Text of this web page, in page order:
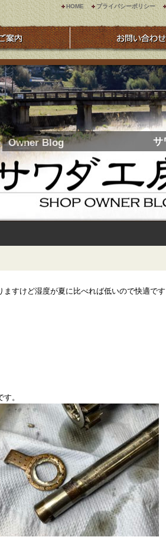
HOME プライバシーポリシー
サ
Owner Blog
すけど湿度が夏に比べれば低いので快適です
。